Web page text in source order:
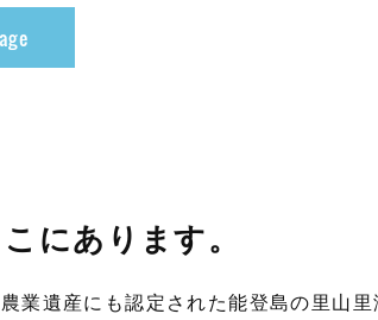
にあります。
業遺産にも認定された能登島の里山